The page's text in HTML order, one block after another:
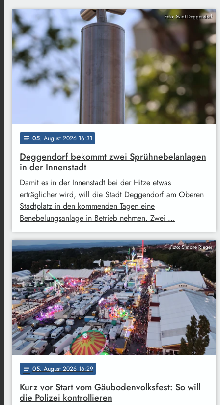
Foto: Stadt Deggendorf
notes 05. August 2026 16:31
Deggendorf bekommt zwei Sprühnebelanlagen
in der Innenstadt
Damit es in der Innenstadt bei der Hitze etwas
erträglicher wird, will die Stadt Deggendorf am Oberen
Stadtplatz in den kommenden Tagen eine
Benebelungsanlage in Betrieb nehmen. Zwei …
Foto: Simone Rieger
notes 05. August 2026 16:29
Kurz vor Start vom Gäubodenvolksfest: So will
die Polizei kontrollieren